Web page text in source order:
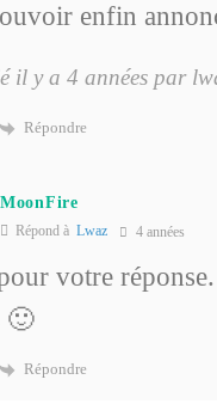
enfin
il y a 4 années par
Répondre
MoonFire
Répond à Lwaz 4 années
votre
🙂
Répondre